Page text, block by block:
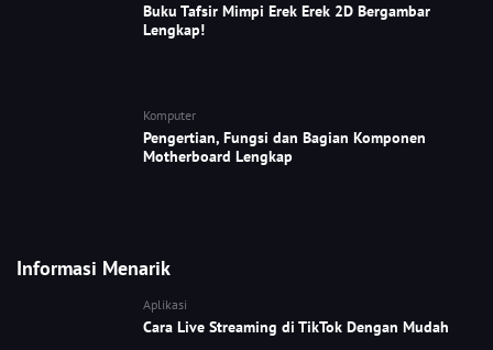
Buku Tafsir Mimpi Erek Erek 2D Bergambar
Lengkap!
Komputer
Pengertian, Fungsi dan Bagian Komponen
Motherboard Lengkap
Informasi Menarik
Aplikasi
Cara Live Streaming di TikTok Dengan Mudah